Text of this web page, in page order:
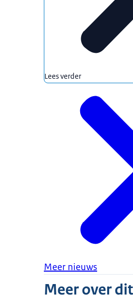
Lees verder
Meer nieuws
Meer over